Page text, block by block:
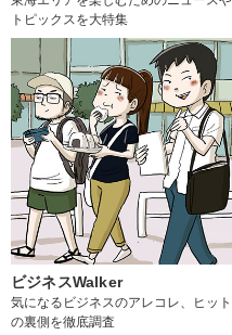
トピックスを大特集
ビジネスWalker
気になるビジネスのアレコレ、ヒット
の裏側を徹底調査